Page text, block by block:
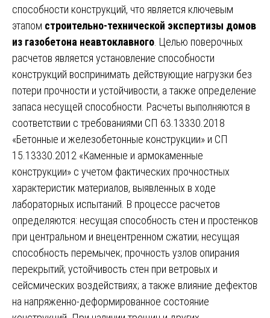
способности конструкций, что является ключевым
этапом строительно-технической экспертизы домов
из газобетона неавтоклавного . Целью поверочных
расчетов является установление способности
конструкций воспринимать действующие нагрузки без
потери прочности и устойчивости, а также определение
запаса несущей способности. Расчеты выполняются в
соответствии с требованиями СП 63.13330.2018
«Бетонные и железобетонные конструкции» и СП
15.13330.2012 «Каменные и армокаменные
конструкции» с учетом фактических прочностных
характеристик материалов, выявленных в ходе
лабораторных испытаний. В процессе расчетов
определяются: несущая способность стен и простенков
при центральном и внецентренном сжатии; несущая
способность перемычек; прочность узлов опирания
перекрытий; устойчивость стен при ветровых и
сейсмических воздействиях; а также влияние дефектов
на напряженно-деформированное состояние